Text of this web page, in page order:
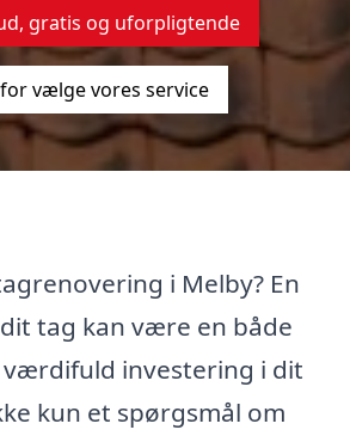
gratis og uforpligtende
vælge vores service
i Melby? En
tag kan være en både
investering i dit
kun et spørgsmål om